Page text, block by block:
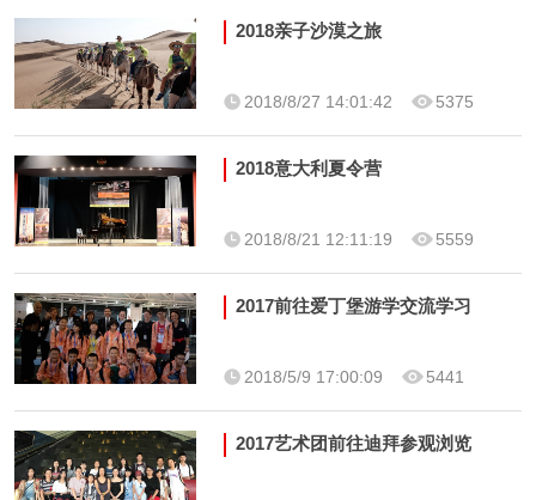
2018亲子沙漠之旅
2018/8/27 14:01:42 5375
2018意大利夏令营
2018/8/21 12:11:19 5559
2017前往爱丁堡游学交流学习
2018/5/9 17:00:09 5441
2017艺术团前往迪拜参观浏览